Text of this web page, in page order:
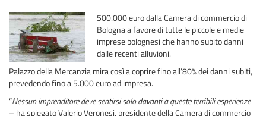
500.000 euro dalla Camera di commercio di
Bologna a favore di tutte le piccole e medie
imprese bolognesi che hanno subito danni
dalle recenti alluvioni.
Palazzo della Mercanzia mira così a coprire fino all’80% dei danni subiti,
prevedendo fino a 5.000 euro ad impresa.
“Nessun imprenditore deve sentirsi solo davanti a queste terribili esperienze
– ha spiegato Valerio Veronesi, presidente della Camera di commercio